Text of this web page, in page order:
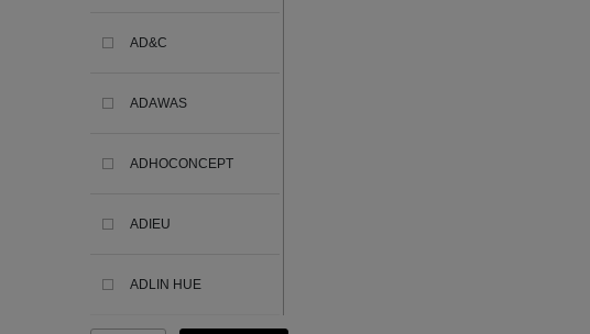
AD&C
ADAWAS
ADHOCONCEPT
ADIEU
ADLIN HUE